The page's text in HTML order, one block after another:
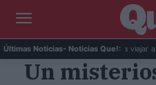
Últimas Noticias- Noticias Que!:
la elect... Los vinos para viajar a
Un